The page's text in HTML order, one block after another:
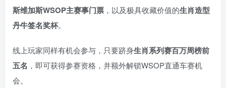
斯维加斯WSOP主赛事门票 ，以及极具收藏价值的生肖造型
丹牛签名奖杯。
线上玩家同样有机会参与，只要跻身生肖系列赛百万周榜前
五名 ，即可获得参赛资格，并额外解锁WSOP直通车赛机
会。